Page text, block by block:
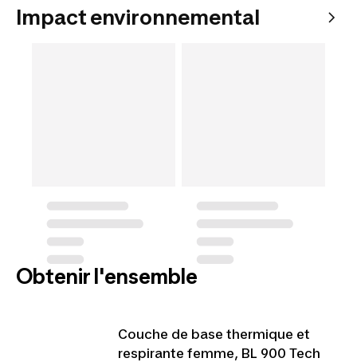
Impact environnemental
Obtenir l'ensemble
Couche de base thermique et
respirante femme, BL 900 Tech